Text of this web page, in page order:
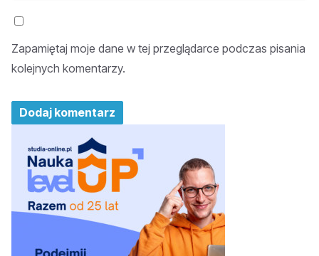
Zapamiętaj moje dane w tej przeglądarce podczas pisania
kolejnych komentarzy.